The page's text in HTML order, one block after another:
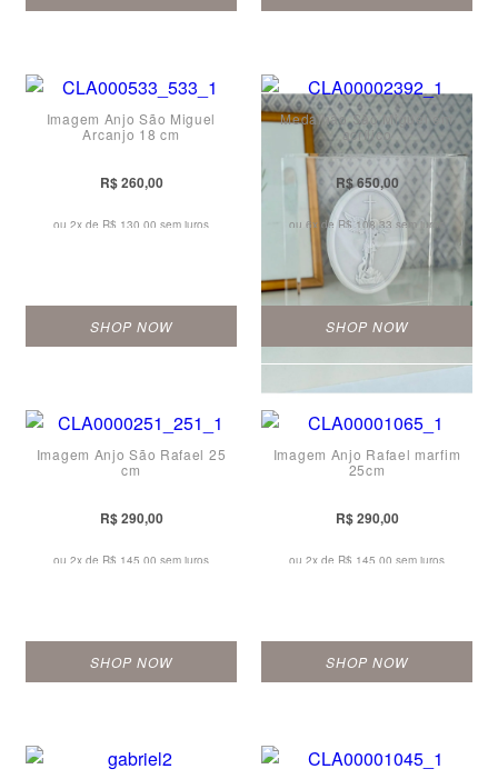
Imagem Anjo São Miguel
Arcanjo 18 cm
R$ 260,00
ou 2x de R$ 130,00 sem juros
SHOP NOW
Medalhão São Miguel em
acrílico
R$ 650,00
ou 6x de R$ 108,33 sem juros
SHOP NOW
Imagem Anjo São Rafael 25
cm
R$ 290,00
ou 2x de R$ 145,00 sem juros
SHOP NOW
Imagem Anjo Rafael marfim
25cm
R$ 290,00
ou 2x de R$ 145,00 sem juros
SHOP NOW